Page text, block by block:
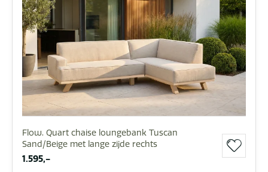
Flow. Quart chaise loungebank Tuscan
Sand/Beige met lange zijde rechts
1.595,-